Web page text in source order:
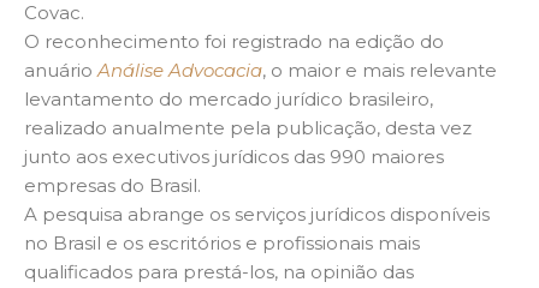
Covac.
O reconhecimento foi registrado na edição do
anuárioAnálise Advocacia, o maior e mais relevante
levantamento do mercado jurídico brasileiro,
realizado anualmente pela publicação, desta vez
junto aos executivos jurídicos das 990 maiores
empresas do Brasil.
A pesquisa abrange os serviços jurídicos disponíveis
no Brasil e os escritórios e profissionais mais
qualificados para prestá-los, na opinião das